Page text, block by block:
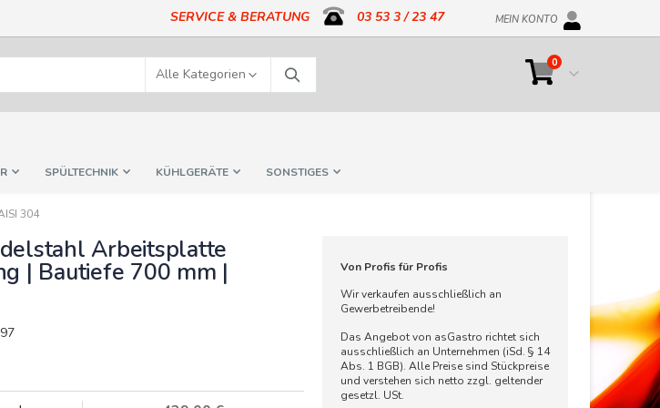
SERVICE & BERATUNG 03 53 3 / 23 47 MEIN KONTO
Cart
0Artikel
Suche
SPÜLTECHNIK KÜHLGERÄTE SONSTIGES
304
Arbeitsplatte
| Bautiefe 700 mm |
Von Profis für Profis
Wir verkaufen ausschließlich an
Gewerbetreibende!
Das Angebot von asGastro richtet sich
ausschließlich an Unternehmen (iSd. § 14
Abs. 1 BGB). Alle Preise sind Stückpreise
und verstehen sich netto zzgl. geltender
gesetzl. USt.